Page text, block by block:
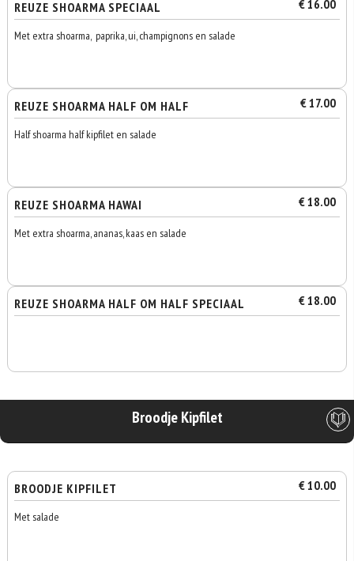
REUZE SHOARMA SPECIAAL € 16.00
Met extra shoarma, paprika, ui, champignons en salade
REUZE SHOARMA HALF OM HALF € 17.00
Half shoarma half kipfilet en salade
REUZE SHOARMA HAWAI € 18.00
Met extra shoarma, ananas, kaas en salade
REUZE SHOARMA HALF OM HALF SPECIAAL € 18.00
Broodje Kipfilet
BROODJE KIPFILET € 10.00
Met salade